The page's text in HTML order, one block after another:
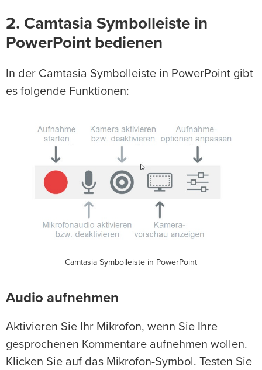
2. Camtasia Symbolleiste in
PowerPoint bedienen
In der Camtasia Symbolleiste in PowerPoint gibt
es folgende Funktionen:
Camtasia Symbolleiste in PowerPoint
Audio aufnehmen
Aktivieren Sie Ihr Mikrofon, wenn Sie Ihre
gesprochenen Kommentare aufnehmen wollen.
Klicken Sie auf das Mikrofon-Symbol. Testen Sie